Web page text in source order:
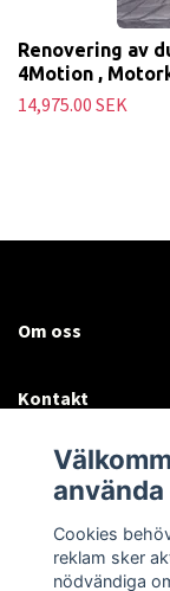
Renovering av
4Motion ,
14,975.00 SEK
Om oss
Kontakt
Mer information:
Sociala medier
Cookies
reklam sker
nödvändiga